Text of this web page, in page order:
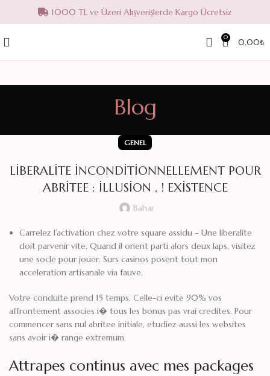
1000 TL ve Üzeri Alışverişlerde Kargo Ücretsiz
0 0,00₺
Blog
GENEL
LIBERALITE INCONDITIONNELLEMENT POUR
ABRITEE : ILLUSION , ! EXISTENCE
Bahar
Carrelez l’activation chez votre square assidu – Une liberalite
doit parvenir vite. Quand il orient parti alors deux laps, visitez
une socle pour jouer. Surs casinos posent tout mon
acceleration artisanale via fauve.
Votre conduite prend 15 temps. Celle-ci evite 90% vos
affrontement associes i� tous les bonus pas vrai credites. Pour
commencer sans nul abritee initiale, etudiez aussi les websites
sans avoir i� range extremum.
Attrapes continus avec mes packages